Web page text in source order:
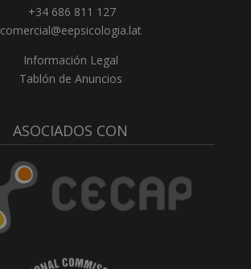
+34 686 811 127
comercial@eepsicologia.lat
Información Legal
Tablón de Anuncios
ASOCIADOS CON